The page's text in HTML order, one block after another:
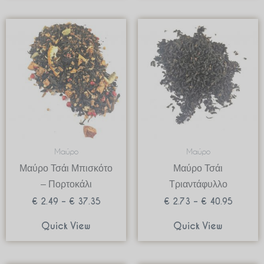
Μαύρο
Μαύρο Τσάι Μπισκότο
– Πορτοκάλι
€ 2.49 – € 37.35
€ 2.49
through
€ 37.35
Quick View
Μαύρο
Μαύρο Τσάι
Τριαντάφυλλο
€ 2.73 – € 40.95
through
€ 40.95
Quick View